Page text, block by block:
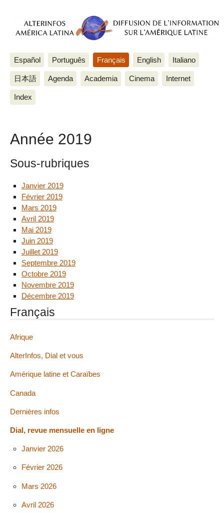
Español Português Français English Italiano
日本語 Agenda Academia Cinema Internet
Index
Année 2019
Sous-rubriques
Janvier 2019
Février 2019
Mars 2019
Avril 2019
Mai 2019
Juin 2019
Juillet 2019
Septembre 2019
Octobre 2019
Novembre 2019
Décembre 2019
Français
Afrique
AlterInfos, Dial et vous
Amérique latine et Caraïbes
Canada
Dernières infos
Dial, revue mensuelle en ligne
Janvier 2026
Février 2026
Mars 2026
Avril 2026